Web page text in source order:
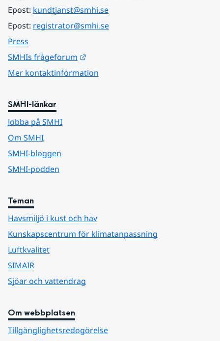
Epost: kundtjanst@smhi.se
Epost: registrator@smhi.se
Press
SMHIs frågeforum
Mer kontaktinformation
SMHI-länkar
Jobba på SMHI
Om SMHI
SMHI-bloggen
SMHI-podden
Teman
Havsmiljö i kust och hav
Kunskapscentrum för klimatanpassning
Luftkvalitet
SIMAIR
Sjöar och vattendrag
Om webbplatsen
Tillgänglighetsredogörelse